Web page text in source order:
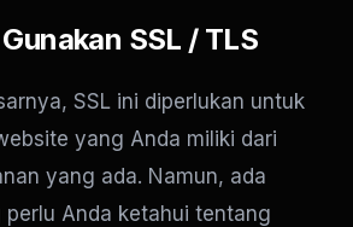
SSL / TLS
SSL ini diperlukan untuk
yang Anda miliki dari
yang ada. Namun, ada
perlu Anda ketahui tentang